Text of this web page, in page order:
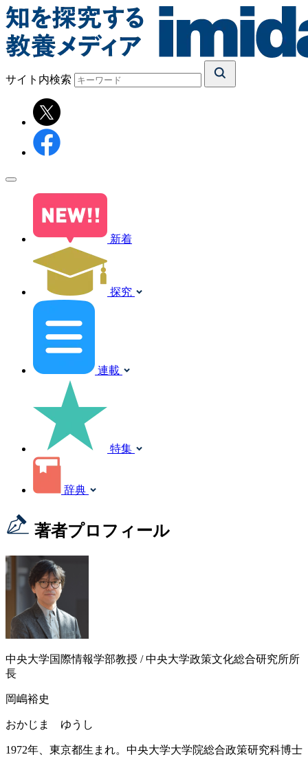
サイト内検索
新着
探究
連載
特集
辞典
著者プロフィール
中央大学国際情報学部教授 / 中央大学政策文化総合研究所所
長
岡嶋裕史
おかじま ゆうし
1972年、東京都生まれ。中央大学大学院総合政策研究科博士